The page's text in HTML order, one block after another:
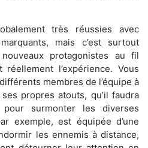
très réussies avec
mais c’est surtout
protagonistes au fil
l’expérience. Vous
membres de l’équipe à
propres atouts, qu’il faudra
pour surmonter les diverses
exemple, est équipée d’une
les ennemis à distance,